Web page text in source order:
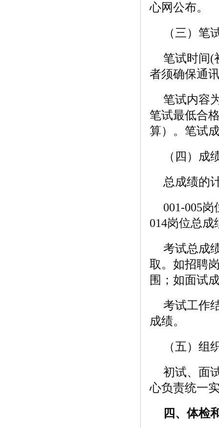
心网公布。
（三）笔
笔试时间(
者须确保通
笔试内容
笔试最低合
算）。笔试
（四）成
总成绩的
001-005
014岗位总成
考试总成
取。如招聘
围；如面试
考试工作
成绩。
（五）组
初试、面
心负责统一
四、体检